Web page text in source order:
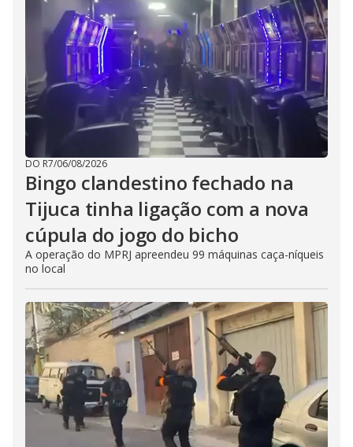
DO R7/06/08/2026
Bingo clandestino fechado na
Tijuca tinha ligação com a nova
cúpula do jogo do bicho
A operação do MPRJ apreendeu 99 máquinas caça-níqueis
no local